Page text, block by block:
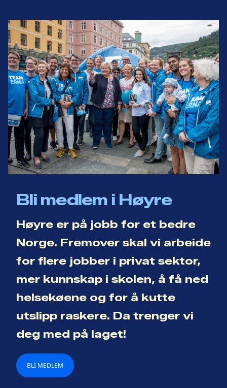
Bli medlem i Høyre
Høyre er på jobb for et bedre
Norge. Fremover skal vi arbeide
for flere jobber i privat sektor,
mer kunnskap i skolen, å få ned
helsekøene og for å kutte
utslipp raskere. Da trenger vi
deg med på laget!
BLI MEDLEM